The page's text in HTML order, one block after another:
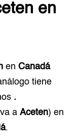
en
en Canadá
tiene
.
a Aceten) en
.